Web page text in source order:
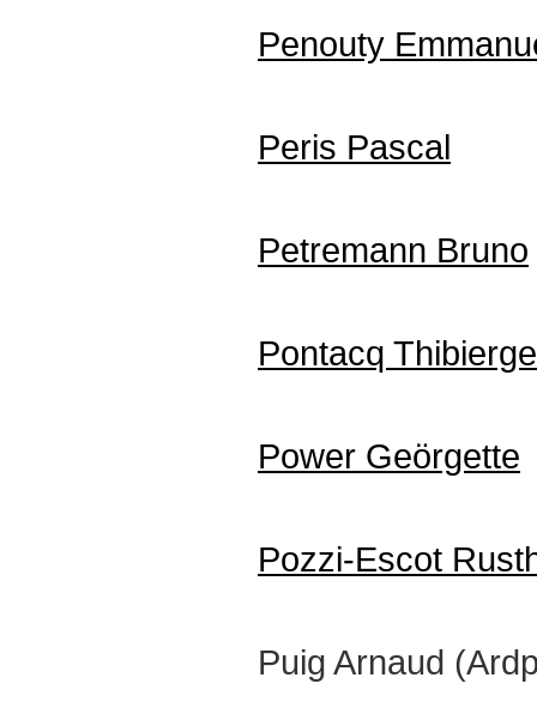
Penouty
Peris Pascal
Petremann Bruno
Pontacq
Power Geörgette
Pozzi-Escot
Puig Arnaud